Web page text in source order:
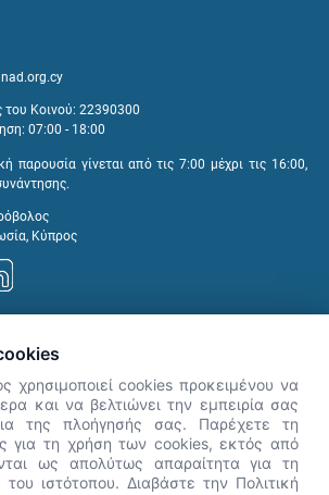
του Κοινού: 22390300
07:00 - 18:00
παρουσία γίνεται από τις 7:00 μέχρι τις 16:00,
Κύπρος
👋 Καλώς ήρθες! Είμαι η Νόησις.
Πες μου πώς μπορώ να σε βοηθήσω
χρησιμοποιεί cookies προκειμένου να
και να βελτιώνει την εμπειρία σας
της πλοήγησής σας. Παρέχετε τη
για τη χρήση των cookies, εκτός από
ως απολύτως απαραίτητα για τη
του ιστότοπου. Διαβάστε την Πολιτική